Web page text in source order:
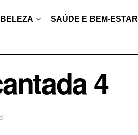
BELEZA SAÚDE E BEM-ESTAR
4